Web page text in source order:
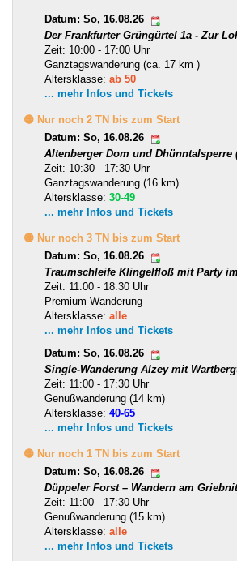
Datum: So, 16.08.26
Der Frankfurter Grüngürtel 1a - Zur
Zeit: 10:00 - 17:00 Uhr
Ganztagswanderung (ca. 17 km )
Altersklasse: ab 50
... mehr Infos und Tickets
🟡 Nur noch 2 TN bis zum Start
Datum: So, 16.08.26
Altenberger Dom und Dhünntalsperre
Zeit: 10:30 - 17:30 Uhr
Ganztagswanderung (16 km)
Altersklasse: 30-49
... mehr Infos und Tickets
🟡 Nur noch 3 TN bis zum Start
Datum: So, 16.08.26
Traumschleife Klingelfloß mit Party
Zeit: 11:00 - 18:30 Uhr
Premium Wanderung
Altersklasse: alle
... mehr Infos und Tickets
Datum: So, 16.08.26
Single-Wanderung Alzey mit
Zeit: 11:00 - 17:30 Uhr
Genußwanderung (14 km)
Altersklasse: 40-65
... mehr Infos und Tickets
🟡 Nur noch 1 TN bis zum Start
Datum: So, 16.08.26
Düppeler Forst – Wandern am
Zeit: 11:00 - 17:30 Uhr
Genußwanderung (15 km)
Altersklasse: alle
... mehr Infos und Tickets